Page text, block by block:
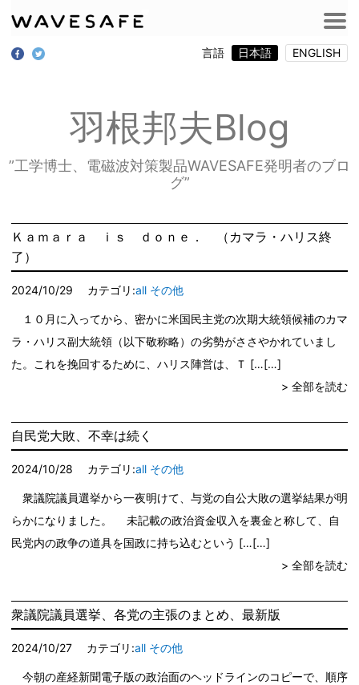
言語 日本語 ENGLISH
羽根邦夫Blog
”工学博士、電磁波対策製品WAVESAFE発明者のブロ
グ”
Ｋａｍａｒａ ｉｓ ｄｏｎｅ． （カマラ・ハリス終
了）
2024/10/29 カテゴリ:all その他
１０月に入ってから、密かに米国民主党の次期大統領候補のカマ
ラ・ハリス副大統領（以下敬称略）の劣勢がささやかれていまし
た。これを挽回するために、ハリス陣営は、Ｔ […
> 全部を読む
自民党大敗、不幸は続く
2024/10/28 カテゴリ:all その他
衆議院議員選挙から一夜明けて、与党の自公大敗の選挙結果が明
らかになりました。 未記載の政治資金収入を裏金と称して、自
民党内の政争の道具を国政に持ち込むという […
> 全部を読む
衆議院議員選挙、各党の主張のまとめ、最新版
2024/10/27 カテゴリ:all その他
今朝の産経新聞電子版の政治面のヘッドラインのコピーで、順序